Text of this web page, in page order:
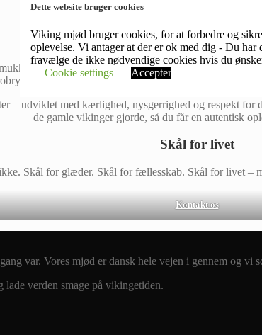
Ægte nordisk håndværk i
kyster, brygger vi hos Viking Mjødmere end bare
kombinerer vi tradition og passion for at levere
– udviklet med kærlighed, nysgerrighed og respekt
de gamle vikinger gjorde, så du får en autentisk
Skål for livet
Skål for glæder. Skål for fællesskab. Skål for livet –
Kontakt os
var. Vores mjød er dansk hele vejen i gennem og vi
verden smage på vikingetiden.
Dette website bruger cookies
Viking mjød bruger cookies, for at forbedre og
oplevelse. Vi antager at der er ok med dig - Du har
fravælge de ikke nødvendige cookies hvis du
Cookie settings
Accepter